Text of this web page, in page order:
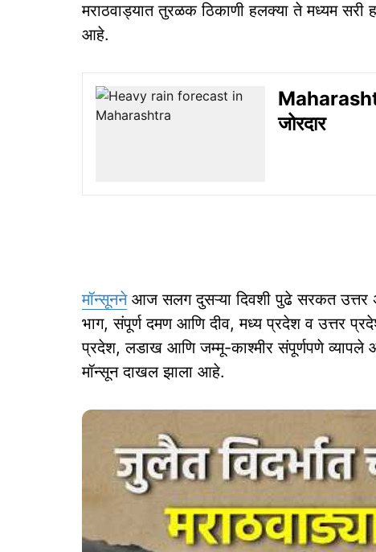
मराठवाड्यात तुरळक ठिकाणी हलक्या ते मध्यम सरी
आहे.
जोरदार
मॉन्सूननेआज सलग दुसऱ्या दिवशी पुढे सरकत उत्तर
भाग, संपूर्ण दमण आणि दीव, मध्य प्रदेश व उत्तर
प्रदेश, लडाख आणि जम्मू-काश्मीर संपूर्णपणे व्यापले
मॉन्सून दाखल झाला आहे.